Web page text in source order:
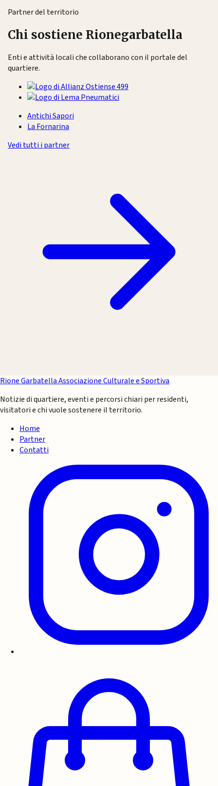
Partner del territorio
Chi sostiene Rionegarbatella
Enti e attività locali che collaborano con il portale del
quartiere.
Antichi Sapori
La Fornarina
Vedi tutti i partner
Rione GarbatellaAssociazione Culturale e Sportiva
Notizie di quartiere, eventi e percorsi chiari per residenti,
visitatori e chi vuole sostenere il territorio.
Home
Partner
Contatti